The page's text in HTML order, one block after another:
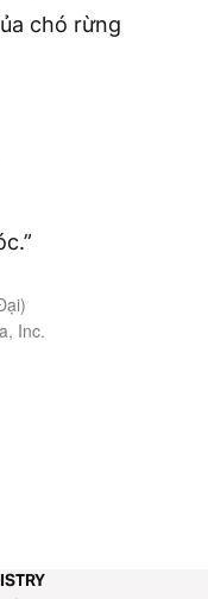
chó rừng
Inc.